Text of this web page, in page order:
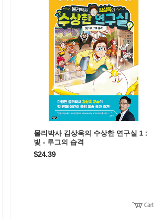
물리박사 김상욱의 수상한 연구실 1 :
빛 - 루그의 습격
$24.39